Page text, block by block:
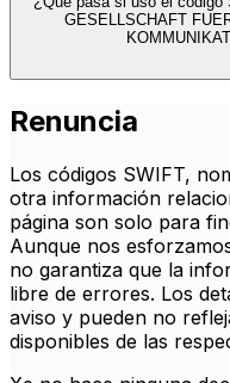
GESELLSCHAFT
Renuncia
Los códigos SWIFT,
otra información
página son solo para
Aunque nos
no garantiza que la
libre de errores. Los
aviso y pueden no
disponibles de las